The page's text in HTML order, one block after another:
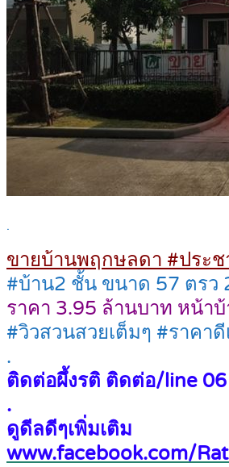
.
ขายบ้านพฤกษลดา #ประ
#บ้าน2 ชั้น ขนาด 57 ตรว
ราคา 3.95 ล้านบาท หน้า
#วิวสวนสวยเต็มๆ #ราคา
.
ติดต่อผึ้งรติ ติดต่อ/line
.
ดูดีลดีๆเพิ่มเติม
www.facebook.com/